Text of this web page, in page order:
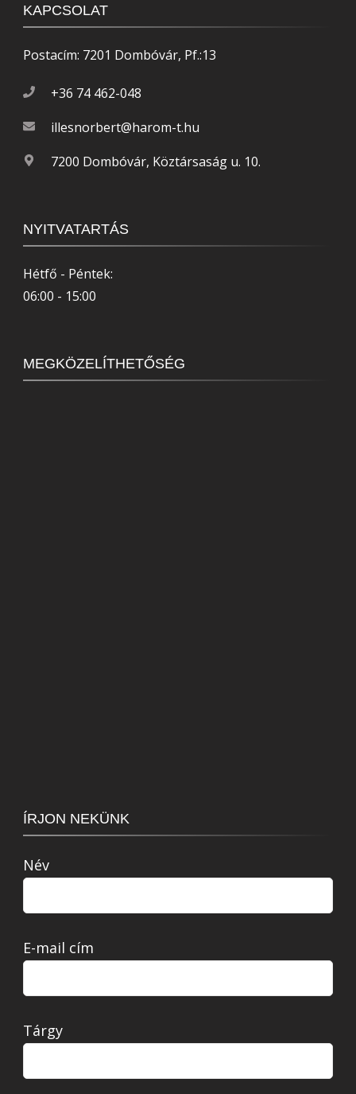
KAPCSOLAT
Postacím: 7201 Dombóvár, Pf.:13
+36 74 462-048
illesnorbert@harom-t.hu
7200 Dombóvár, Köztársaság u. 10.
NYITVATARTÁS
Hétfő - Péntek:
06:00 - 15:00
MEGKÖZELÍTHETŐSÉG
ÍRJON NEKÜNK
Név
E-mail cím
Tárgy